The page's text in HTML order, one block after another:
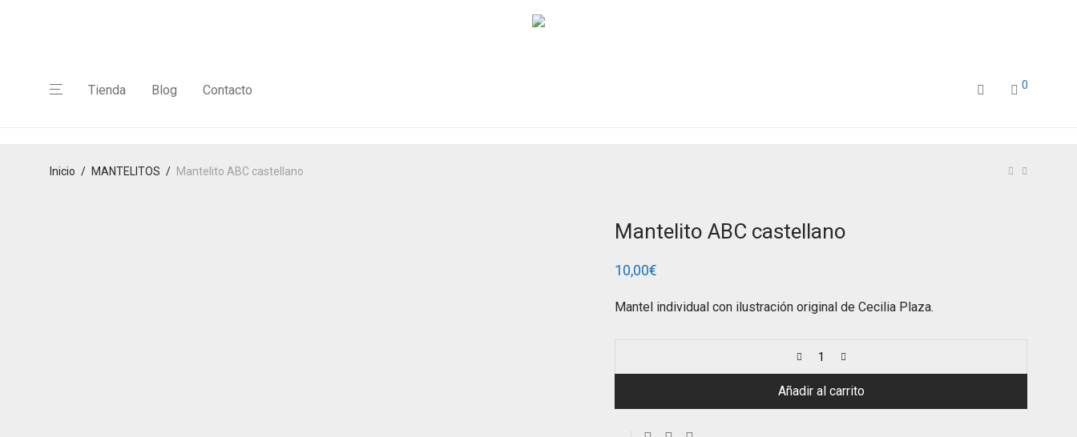
Tienda Blog Contacto 0
Inicio / MANTELITOS / Mantelito ABC castellano
Mantelito ABC castellano
10,00€
Mantel individual con ilustración original de Cecilia Plaza.
Añadir al carrito